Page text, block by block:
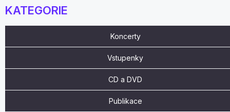
KATEGORIE
Koncerty
Vstupenky
CD a DVD
Publikace